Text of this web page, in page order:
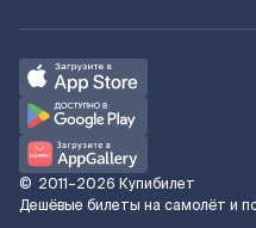
© 2011–2026 Купибилет
Дешёвые билеты на самолёт и